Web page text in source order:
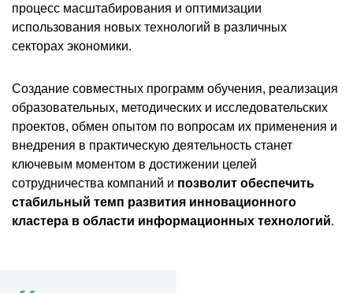
процесс масштабирования и оптимизации
использования новых технологий в различных
секторах экономики.
Создание совместных программ обучения, реализация
образовательных, методических и исследовательских
проектов, обмен опытом по вопросам их применения и
внедрения в практическую деятельность станет
ключевым моментом в достижении целей
сотрудничества компаний и позволит обеспечить
стабильный темп развития инновационного
кластера в области информационных технологий.